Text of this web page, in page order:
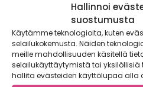
Hallinnoi
suostumusta
Käytämme teknologioita, kuten
selailukokemusta. Näiden
meille mahdollisuuden käsitellä
selailukäyttäytymistä tai yksilöllisiä
hallita evästeiden käyttölupaa alla
Vitamiinit kotimaisista
täsmävinkit talven